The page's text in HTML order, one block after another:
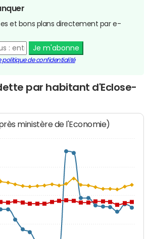
et bons plans directement par e-
Je m'abonne
politique de confidentialité
par habitant d'Eclose-
ministère de l'Economie)